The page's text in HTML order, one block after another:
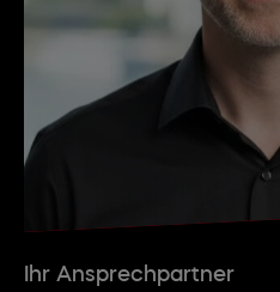
Ihr Ansprechpartner